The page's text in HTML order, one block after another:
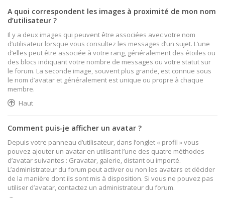
A quoi correspondent les images à proximité de mon nom
d’utilisateur ?
Il y a deux images qui peuvent être associées avec votre nom
d’utilisateur lorsque vous consultez les messages d’un sujet. L’une
d’elles peut être associée à votre rang, généralement des étoiles ou
des blocs indiquant votre nombre de messages ou votre statut sur
le forum. La seconde image, souvent plus grande, est connue sous
le nom d’avatar et généralement est unique ou propre à chaque
membre.
Haut
Comment puis-je afficher un avatar ?
Depuis votre panneau d’utilisateur, dans l’onglet « profil » vous
pouvez ajouter un avatar en utilisant l’une des quatre méthodes
d’avatar suivantes : Gravatar, galerie, distant ou importé.
L’administrateur du forum peut activer ou non les avatars et décider
de la manière dont ils sont mis à disposition. Si vous ne pouvez pas
utiliser d’avatar, contactez un administrateur du forum.